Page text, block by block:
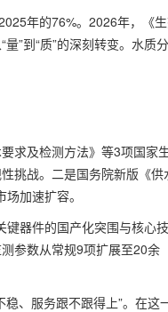
年的76%。2026年，《
”到“质”的深刻转变。水质
求及检测方法》等3项国家
挑战。二是国务院新版《供
加速扩容。
器件的国产化突围与核心
参数从常规9项扩展至20余
、服务跟不跟得上”。在这